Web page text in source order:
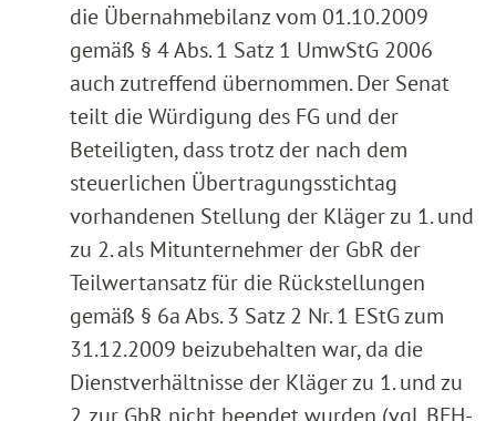
die Übernahmebilanz vom 01.10.2009
gemäß § 4 Abs. 1 Satz 1 UmwStG 2006
auch zutreffend übernommen. Der Senat
teilt die Würdigung des FG und der
Beteiligten, dass trotz der nach dem
steuerlichen Übertragungsstichtag
vorhandenen Stellung der Kläger zu 1. und
zu 2. als Mitunternehmer der GbR der
Teilwertansatz für die Rückstellungen
gemäß § 6a Abs. 3 Satz 2 Nr. 1 EStG zum
31.12.2009 beizubehalten war, da die
Dienstverhältnisse der Kläger zu 1. und zu